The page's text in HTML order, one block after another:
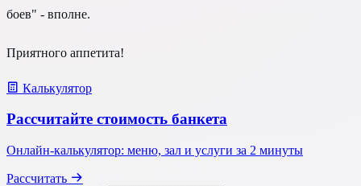
боев" - вполне.
Приятного аппетита!
Калькулятор
Рассчитайте стоимость банкета
Онлайн-калькулятор: меню, зал и услуги за 2 минуты
Рассчитать